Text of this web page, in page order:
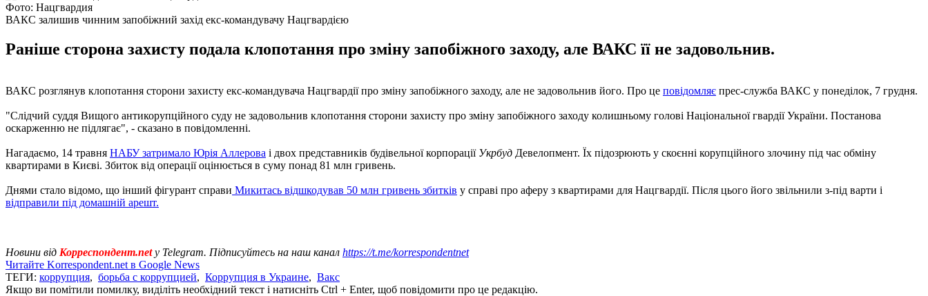
Фото: Нацгвардия
ВАКС залишив чинним запобіжний захід екс-командувачу Нацгвардією
Раніше сторона захисту подала клопотання про зміну запобіжного заходу, але ВАКС її не задовольнив.
ВАКС розглянув клопотання сторони захисту екс-командувача Нацгвардії про зміну запобіжного заходу, але не задовольнив його. Про це повідомляє прес-служба ВАКС у понеділок, 7 грудня.
"Слідчий суддя Вищого антикорупційного суду не задовольнив клопотання сторони захисту про зміну запобіжного заходу колишньому голові Національної гвардії України. Постанова
оскарженню не підлягає", - сказано в повідомленні.
Нагадаємо, 14 травня НАБУ затримало Юрія Аллерова і двох представників будівельної корпорації Укрбуд Девелопмент. Їх підозрюють у скоєнні корупційного злочину під час обміну
квартирами в Києві. Збиток від операції оцінюється в суму понад 81 млн гривень.
Днями стало відомо, що інший фігурант справи Микитась відшкодував 50 млн гривень збитків у справі про аферу з квартирами для Нацгвардії. Після цього його звільнили з-під варти і
відправили під домашній арешт.
Новини від Корреспондент.netу Telegram. Підписуйтесь на наш канал https://t.me/korrespondentnet
Читайте Korrespondent.net в Google News
ТЕГИ: коррупция, борьба с коррупцией, Коррупция в Украине, Вакс
Якщо ви помітили помилку, виділіть необхідний текст і натисніть Ctrl + Enter, щоб повідомити про це редакцію.